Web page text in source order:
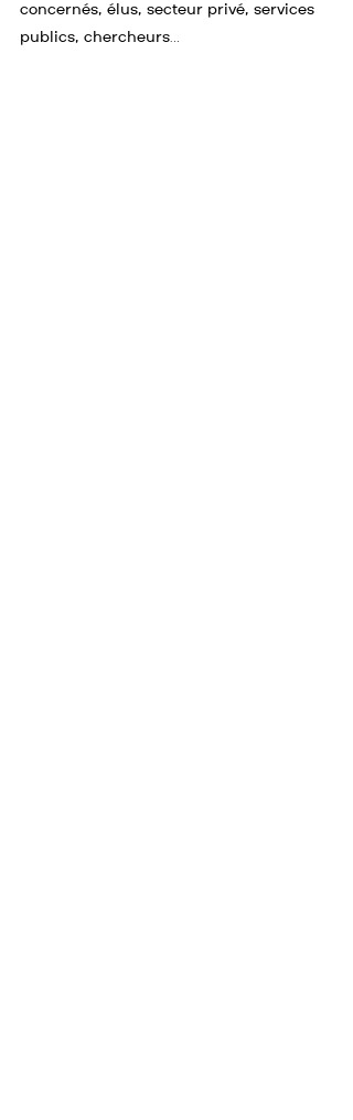
concernés, élus, secteur privé, services
publics, chercheurs…